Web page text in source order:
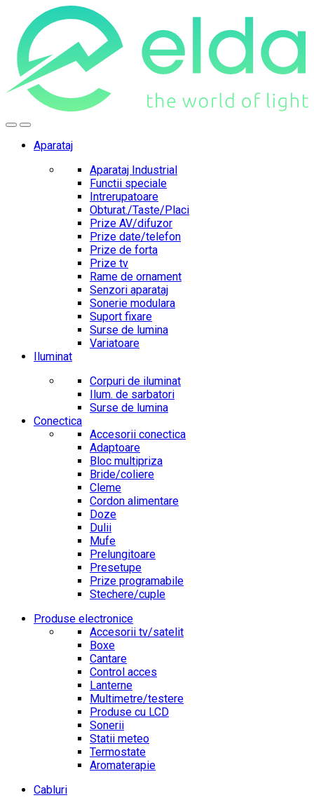
navigation
content
Aparataj
Aparataj Industrial
Functii speciale
Intrerupatoare
Obturat./Taste/Placi
Prize AV/difuzor
Prize date/telefon
Prize de forta
Prize tv
Rame de ornament
Senzori aparataj
Sonerie modulara
Suport fixare
Surse de lumina
Variatoare
Iluminat
Corpuri de iluminat
Ilum. de sarbatori
Surse de lumina
Conectica
Accesorii conectica
Adaptoare
Bloc multipriza
Bride/coliere
Cleme
Cordon alimentare
Doze
Dulii
Mufe
Prelungitoare
Presetupe
Prize programabile
Stechere/cuple
Produse electronice
Accesorii tv/satelit
Boxe
Cantare
Control acces
Lanterne
Multimetre/testere
Produse cu LCD
Sonerii
Statii meteo
Termostate
Aromaterapie
Cabluri